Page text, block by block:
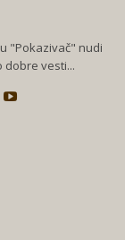
"Pokazivač" nudi
dobre vesti...